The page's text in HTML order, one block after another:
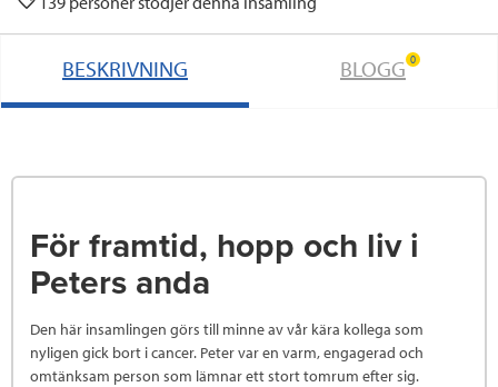
BESKRIVNING BLOGG 0
För framtid, hopp och liv i
Peters anda
Den här insamlingen görs till minne av vår kära kollega som
nyligen gick bort i cancer. Peter var en varm, engagerad och
omtänksam person som lämnar ett stort tomrum efter sig.